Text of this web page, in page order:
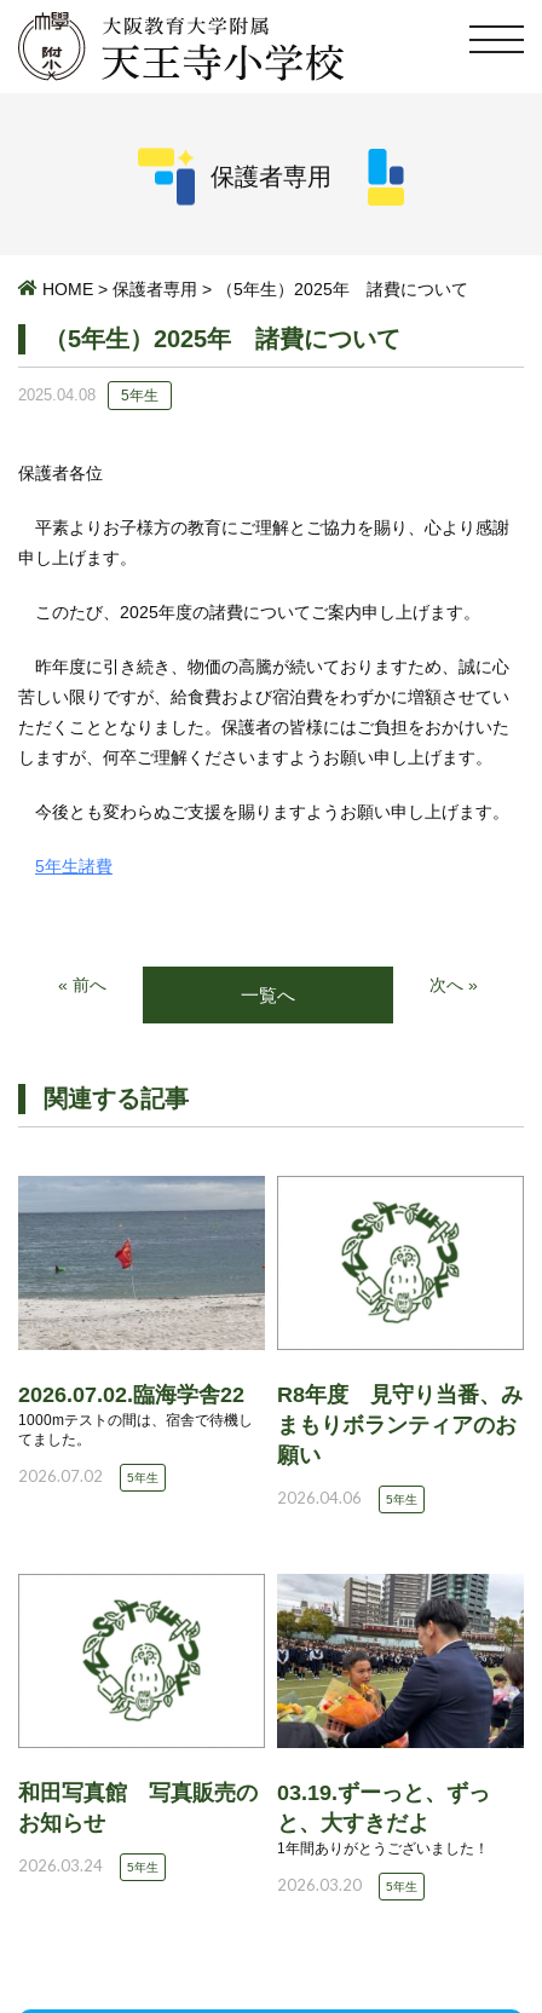
保護者専用
HOME > 保護者専用 > （5年生）2025年 諸費について
（5年生）2025年 諸費について
2025.04.08 5年生
保護者各位
平素よりお子様方の教育にご理解とご協力を賜り、心より感謝
申し上げます。
このたび、2025年度の諸費についてご案内申し上げます。
昨年度に引き続き、物価の高騰が続いておりますため、誠に心
苦しい限りですが、給食費および宿泊費をわずかに増額させてい
ただくこととなりました。保護者の皆様にはご負担をおかけいた
しますが、何卒ご理解くださいますようお願い申し上げます。
今後とも変わらぬご支援を賜りますようお願い申し上げます。
5年生諸費
« 前へ 一覧へ 次へ »
関連する記事
2026.07.02.臨海学舎22
1000mテストの間は、宿舎で待機し
てました。
2026.07.02 5年生
R8年度 見守り当番、み
まもりボランティアのお
願い
2026.04.06 5年生
和田写真館 写真販売の
お知らせ
2026.03.24 5年生
03.19.ずーっと、ずっ
と、大すきだよ
1年間ありがとうございました！
2026.03.20 5年生